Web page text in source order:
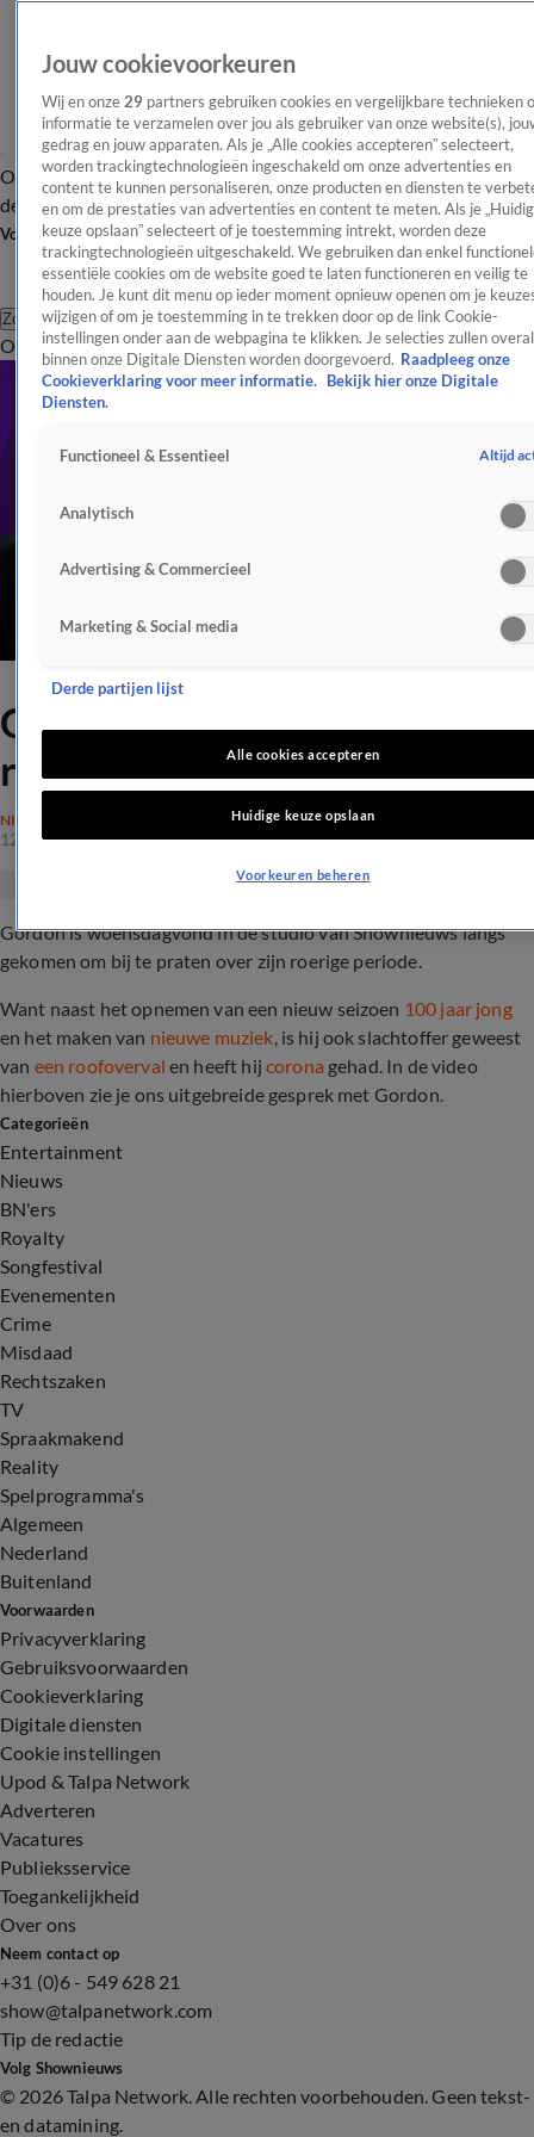
OverzichtAfleveringen Entertainment TV Algemeen
Tip
de redactieNieuwsbrief
Volg Shownieuws
Zoeken
OverzichtEntertainmentSpraakmakendRealityCrimeVideo's
Gordon openhartig over
roerige periode
NIEUWS
12 nov 2020, 00:46
Gordon is woensdagvond in de studio van Shownieuws langs
gekomen om bij te praten over zijn roerige periode.
Want naast het opnemen van een nieuw seizoen 100 jaar jong
en het maken van nieuwe muziek, is hij ook slachtoffer geweest
van een roofoverval en heeft hij corona gehad. In de video
hierboven zie je ons uitgebreide gesprek met Gordon.
Categorieën
Entertainment
Nieuws
BN'ers
Royalty
Songfestival
Evenementen
Crime
Misdaad
Rechtszaken
TV
Spraakmakend
Reality
Spelprogramma's
Algemeen
Nederland
Buitenland
Voorwaarden
Privacyverklaring
Gebruiksvoorwaarden
Cookieverklaring
Digitale diensten
Cookie instellingen
Upod & Talpa Network
Adverteren
Vacatures
Publieksservice
Toegankelijkheid
Over ons
Neem contact op
+31 (0)6 - 549 628 21
show@talpanetwork.com
Tip de redactie
Volg Shownieuws
© 2026 Talpa Network. Alle rechten voorbehouden. Geen tekst-
en datamining.
Jouw cookievoorkeuren
Wij en onze 29 partners gebruiken cookies en vergelijkbare technieken
informatie te verzamelen over jou als gebruiker van onze website(s),
gedrag en jouw apparaten. Als je „Alle cookies accepteren” selecteert,
worden trackingtechnologieën ingeschakeld om onze advertenties en
content te kunnen personaliseren, onze producten en diensten te
en om de prestaties van advertenties en content te meten. Als je
keuze opslaan” selecteert of je toestemming intrekt, worden deze
trackingtechnologieën uitgeschakeld. We gebruiken dan enkel
essentiële cookies om de website goed te laten functioneren en veilig te
houden. Je kunt dit menu op ieder moment opnieuw openen om je
wijzigen of om je toestemming in te trekken door op de link Cookie-
instellingen onder aan de webpagina te klikken. Je selecties zullen overal
binnen onze Digitale Diensten worden doorgevoerd. Raadpleeg onze
Cookieverklaring voor meer informatie.
Bekijk hier onze Digitale
Diensten.
Functioneel & Essentieel Altijd
Analytisch
Advertising & Commercieel
Marketing & Social media
Derde partijen lijst
Alle cookies accepteren
Huidige keuze opslaan
Voorkeuren beheren